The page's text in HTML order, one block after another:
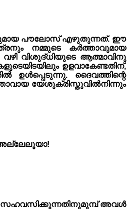
പൗലോസ് എഴുതുന്നത്. ഈ
നമ്മുടെ കർത്താവുമായ
വഴി വിശുദ്‌ധിയുടെ ആത്മാവിനു
ഉളവാകേണ്ടതിന്,
ഉൾപ്പെടുന്നു. ദൈവത്തിന്റെ
യേശുക്രിസ്തുവിൽനിന്നും
അല്ലേലൂയാ!
സഹവസിക്കുന്നതിനുമുമ്പ് അവൾ